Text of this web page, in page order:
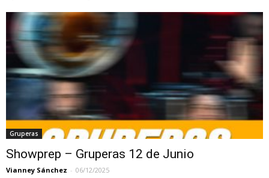
Gruperas
Showprep – Gruperas 12 de Junio
Vianney Sánchez - 06/12/2025